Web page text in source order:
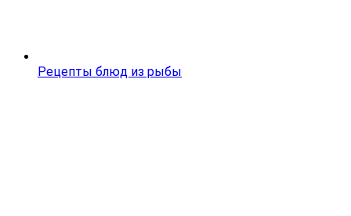
Рецепты блюд из рыбы